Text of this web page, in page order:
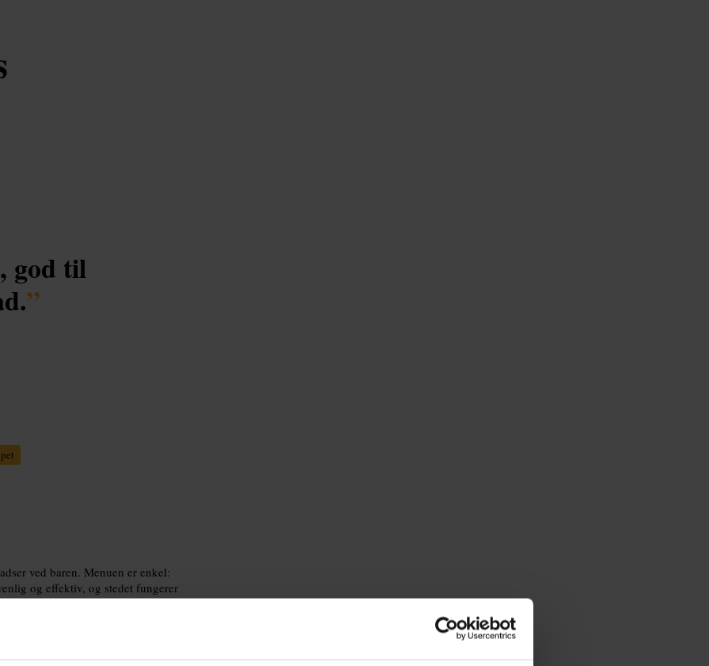
god til
”
ved baren. Menuen er enkel:
og effektiv, og stedet fungerer